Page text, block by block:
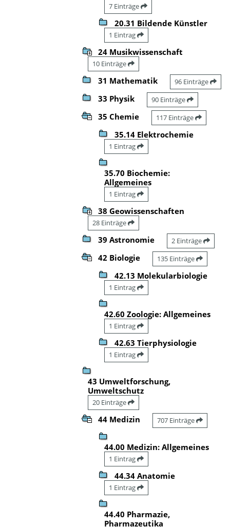
7 Einträge
20.31 Bildende Künstler
1 Eintrag
24 Musikwissenschaft
10 Einträge
31 Mathematik 96 Einträge
33 Physik 90 Einträge
35 Chemie 117 Einträge
35.14 Elektrochemie
1 Eintrag
35.70 Biochemie:
Allgemeines
1 Eintrag
38 Geowissenschaften
28 Einträge
39 Astronomie 2 Einträge
42 Biologie 135 Einträge
42.13 Molekularbiologie
1 Eintrag
42.60 Zoologie: Allgemeines
1 Eintrag
42.63 Tierphysiologie
1 Eintrag
43 Umweltforschung,
Umweltschutz
20 Einträge
44 Medizin 707 Einträge
44.00 Medizin: Allgemeines
1 Eintrag
44.34 Anatomie
1 Eintrag
44.40 Pharmazie,
Pharmazeutika